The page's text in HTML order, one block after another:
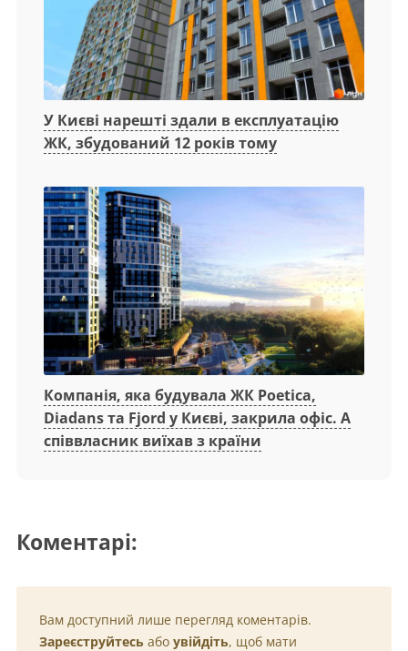
У Києві нарешті здали в експлуатацію
ЖК, збудований 12 років тому
Компанія, яка будувала ЖК Poetica,
Diadans та Fjord у Києві, закрила офіс. А
співвласник виїхав з країни
Коментарі:
Вам доступний лише перегляд коментарів.
Зареєструйтесь або увійдіть, щоб мати